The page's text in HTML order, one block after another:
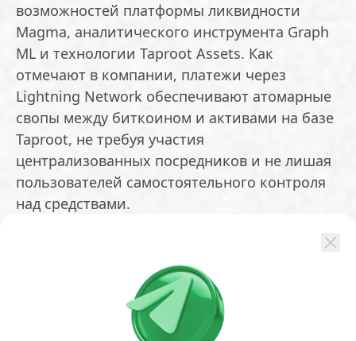
возможностей платформы ликвидности
Magma, аналитического инструмента Graph
ML и технологии Taproot Assets. Как
отмечают в компании, платежи через
Lightning Network обеспечивают атомарные
свопы между биткоином и активами на базе
Taproot, не требуя участия
централизованных посредников и не лишая
пользователей самостоятельного контроля
над средствами.
Шрейдер заявил, что RailsX отражает
миссию Lightning Network по превращению
биткоина в основную расчетную единицу
интернета. Платформа также может